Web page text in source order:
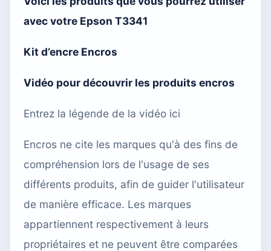
avec votre Epson T3341
Kit d’encre Encros
Vidéo pour découvrir les produits encros
Entrez la légende de la vidéo ici
Encros ne cite les marques qu'à des fins de
compréhension lors de l'usage de ses
différents produits, afin de guider l'utilisateur
de manière efficace. Les marques
appartiennent respectivement à leurs
propriétaires et ne peuvent être comparées